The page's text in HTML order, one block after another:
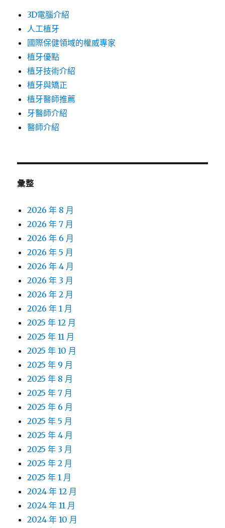
3D電腦介紹
人工植牙
國際保健領域的權威專家
植牙優點
植牙技術介紹
植牙與矯正
植牙醫師推薦
牙醫師介紹
醫師介紹
彙整
2026 年 8 月
2026 年 7 月
2026 年 6 月
2026 年 5 月
2026 年 4 月
2026 年 3 月
2026 年 2 月
2026 年 1 月
2025 年 12 月
2025 年 11 月
2025 年 10 月
2025 年 9 月
2025 年 8 月
2025 年 7 月
2025 年 6 月
2025 年 5 月
2025 年 4 月
2025 年 3 月
2025 年 2 月
2025 年 1 月
2024 年 12 月
2024 年 11 月
2024 年 10 月